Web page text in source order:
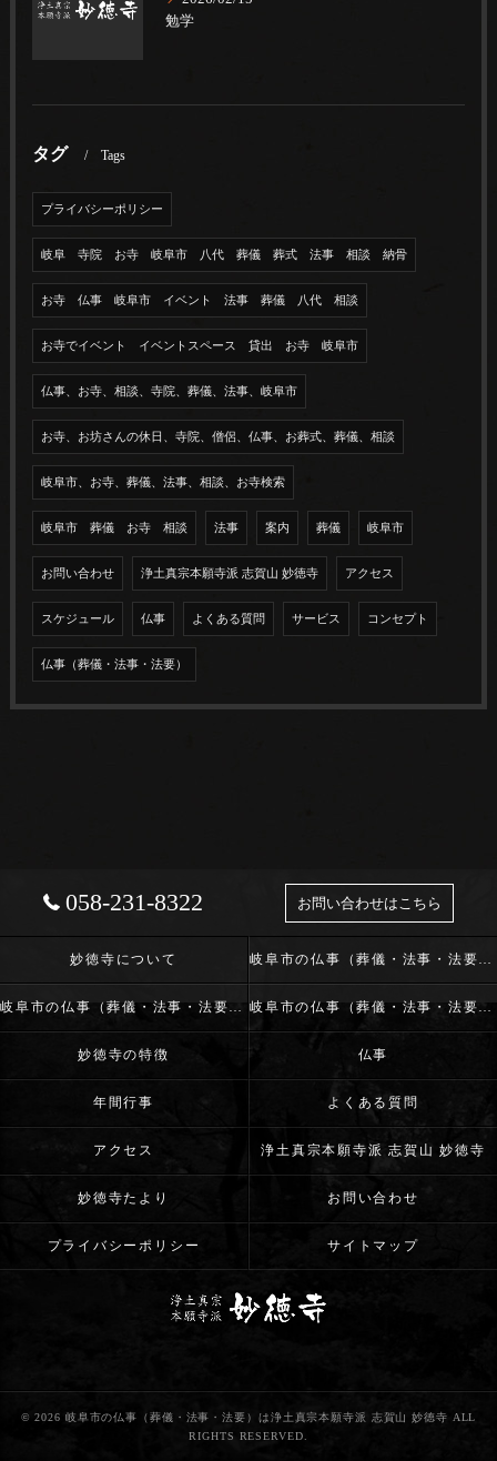
勉学
タグ Tags
プライバシーポリシー
岐阜 寺院 お寺 岐阜市 八代 葬儀 葬式 法事 相談 納骨
お寺 仏事 岐阜市 イベント 法事 葬儀 八代 相談
お寺でイベント イベントスペース 貸出 お寺 岐阜市
仏事、お寺、相談、寺院、葬儀、法事、岐阜市
お寺、お坊さんの休日、寺院、僧侶、仏事、お葬式、葬儀、相談
岐阜市、お寺、葬儀、法事、相談、お寺検索
岐阜市 葬儀 お寺 相談 法事 案内 葬儀 岐阜市
お問い合わせ 浄土真宗本願寺派 志賀山 妙徳寺 アクセス
スケジュール 仏事 よくある質問 サービス コンセプト
仏事（葬儀・法事・法要）
058-231-8322 お問い合わせはこちら
妙徳寺について 岐阜市の仏事（葬儀・法事・法要）･浄土真宗本願寺派 志賀山 妙徳寺の口コミ情報
岐阜市の仏事（葬儀・法事・法要）･浄土真宗本願寺派 志賀山 妙徳寺の評判 岐阜市の仏事（葬儀・法事・法要）･浄土真宗本願寺派 志賀山 妙徳寺のお客様の声
妙徳寺の特徴 仏事
年間行事 よくある質問
アクセス 浄土真宗本願寺派 志賀山 妙徳寺
妙徳寺たより お問い合わせ
プライバシーポリシー サイトマップ
© 2026 岐阜市の仏事（葬儀・法事・法要）は浄土真宗本願寺派 志賀山 妙徳寺 ALL
RIGHTS RESERVED.